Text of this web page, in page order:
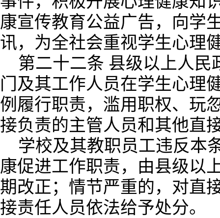
康宣传教育公益广告，向学
讯，为全社会重视学生心理
第二十二条 县级以上人
门及其工作人员在学生心理
例履行职责，滥用职权、玩
接负责的主管人员和其他直
学校及其教职员工违反本
康促进工作职责，由县级以
期改正；情节严重的，对直
接责任人员依法给予处分。